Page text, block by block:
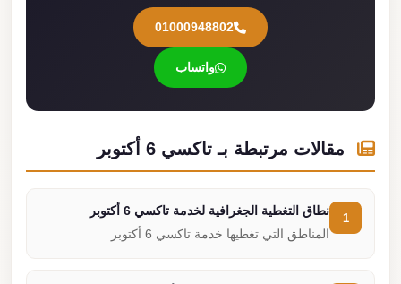
01000948802
واتساب
مقالات مرتبطة بـ تاكسي 6 أكتوبر
نطاق التغطية الجغرافية لخدمة تاكسي 6 أكتوبر
المناطق التي تغطيها خدمة تاكسي 6 أكتوبر